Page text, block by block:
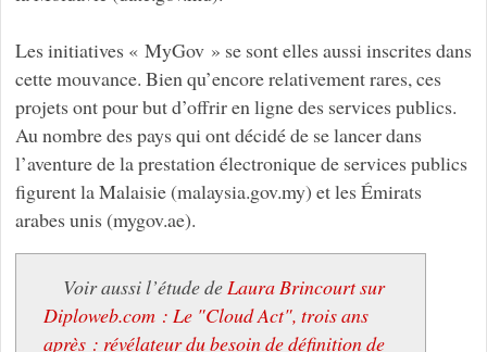
Les initiatives « MyGov » se sont elles aussi inscrites dans
cette mouvance. Bien qu’encore relativement rares, ces
projets ont pour but d’offrir en ligne des services publics.
Au nombre des pays qui ont décidé de se lancer dans
l’aventure de la prestation électronique de services publics
figurent la Malaisie (malaysia.gov.my) et les Émirats
arabes unis (mygov.ae).
Voir aussi l’étude deLaura Brincourt sur
Diploweb.com : Le "Cloud Act", trois ans
après : révélateur du besoin de définition de